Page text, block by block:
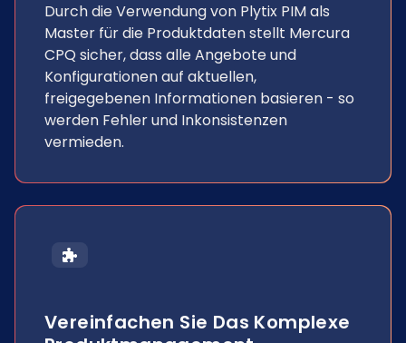
Durch die Verwendung von Plytix PIM als
Master für die Produktdaten stellt Mercura
CPQ sicher, dass alle Angebote und
Konfigurationen auf aktuellen,
freigegebenen Informationen basieren - so
werden Fehler und Inkonsistenzen
vermieden.
Vereinfachen Sie Das Komplexe